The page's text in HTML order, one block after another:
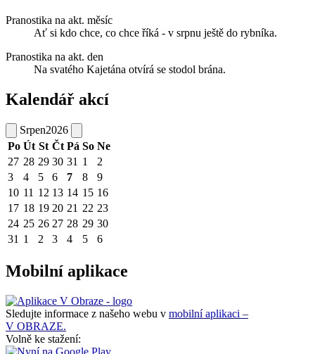
Pranostika na akt. měsíc
Ať si kdo chce, co chce říká - v srpnu ještě do rybníka.
Pranostika na akt. den
Na svatého Kajetána otvírá se stodol brána.
Kalendář akcí
Srpen2026
Po Út St Čt Pá So Ne
27 28 29 30 31 1
2
3
4 5 6 7 8
9
10 11 12 13 14 15 16
17 18 19 20 21 22 23
24 25 26 27 28 29 30
31 1 2 3 4 5 6
Mobilní aplikace
Sledujte informace z našeho webu v mobilní aplikaci –
V OBRAZE.
Volně ke stažení: